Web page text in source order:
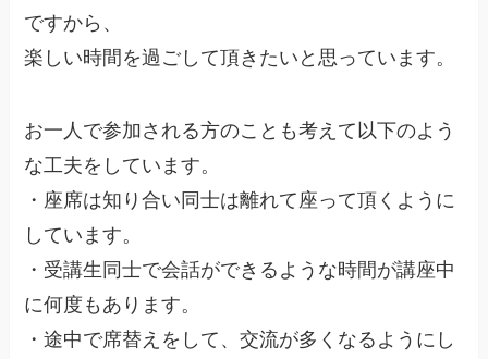
ですから、
楽しい時間を過ごして頂きたいと思っています。
お一人で参加される方のことも考えて以下のよう
な工夫をしています。
・座席は知り合い同士は離れて座って頂くように
しています。
・受講生同士で会話ができるような時間が講座中
に何度もあります。
・途中で席替えをして、交流が多くなるようにし